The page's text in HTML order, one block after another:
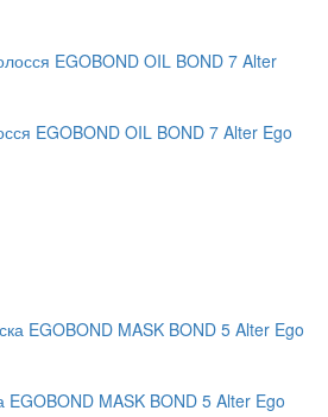
EGOBOND OIL BOND 7 Alter Ego
EGOBOND MASK BOND 5 Alter Ego